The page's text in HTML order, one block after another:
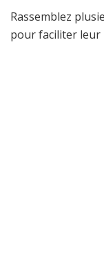
Rassemblez
pour faciliter